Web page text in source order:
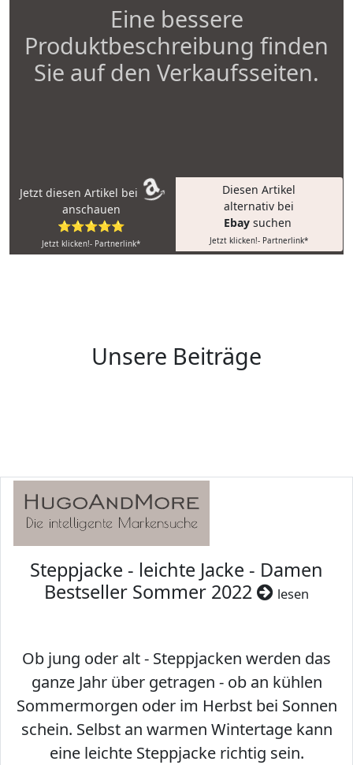
Eine bessere
Produktbeschreibung finden
Sie auf den Verkaufsseiten.
Jetzt diesen Artikel bei
anschauen
⭐⭐⭐⭐⭐
Jetzt klicken!- Partnerlink*
Diesen Artikel
alternativ bei
Ebay suchen
Jetzt klicken!- Partnerlink*
Unsere Beiträge
Steppjacke - leichte Jacke - Damen
Bestseller Sommer 2022
lesen
Ob jung oder alt - Steppjacken werden das
ganze Jahr über getragen - ob an kühlen
Sommermorgen oder im Herbst bei Sonnen
schein. Selbst an warmen Wintertage kann
eine leichte Steppjacke richtig sein.